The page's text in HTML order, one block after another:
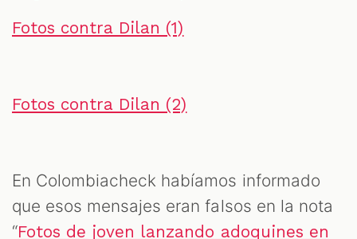
Fotos contra Dilan (1)
Fotos contra Dilan (2)
En Colombiacheck habíamos informado
que esos mensajes eran falsos en la nota
“Fotos de joven lanzando adoquines en